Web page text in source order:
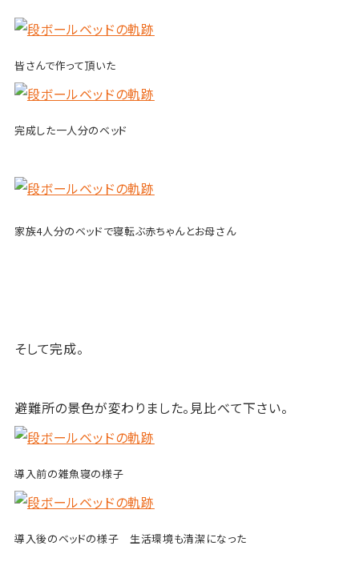
皆さんで作って頂いた
完成した一人分のベッド
家族4人分のベッドで寝転ぶ赤ちゃんとお母さん
そして完成。
避難所の景色が変わりました。見比べて下さい。
導入前の雑魚寝の様子
導入後のベッドの様子 生活環境も清潔になった